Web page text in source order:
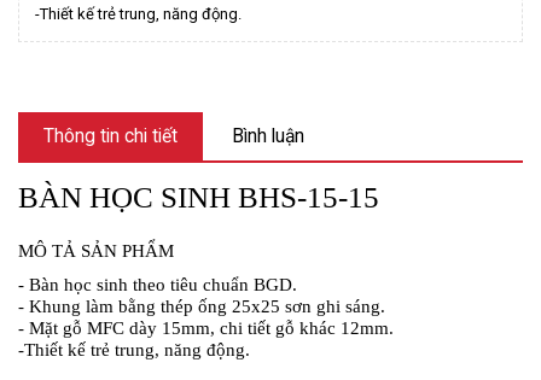
-Thiết kế trẻ trung, năng động.
Thông tin chi tiết Bình luận
BÀN HỌC SINH BHS-15-15
MÔ TẢ SẢN PHẨM
- Bàn học sinh theo tiêu chuẩn BGD.
- Khung làm bằng thép ống 25x25 sơn ghi sáng.
- Mặt gỗ MFC dày 15mm, chi tiết gỗ khác 12mm.
-Thiết kế trẻ trung, năng động.